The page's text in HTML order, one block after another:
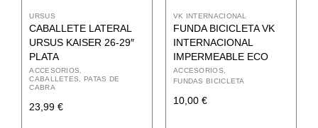
URSUS
CABALLETE LATERAL
URSUS KAISER 26-29″
PLATA
ACCESORIOS
CABALLETES, PATAS DE
CABRA
23,99€
VK INTERNACIONAL
FUNDA BICICLETA VK
INTERNACIONAL
IMPERMEABLE ECO
ACCESORIOS
FUNDAS BICICLETA
10,00 €